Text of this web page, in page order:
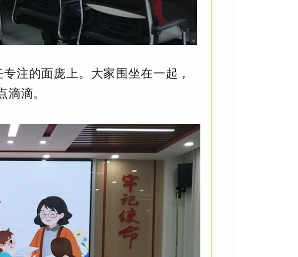
注的面庞上。大家围坐在一起，
滴。